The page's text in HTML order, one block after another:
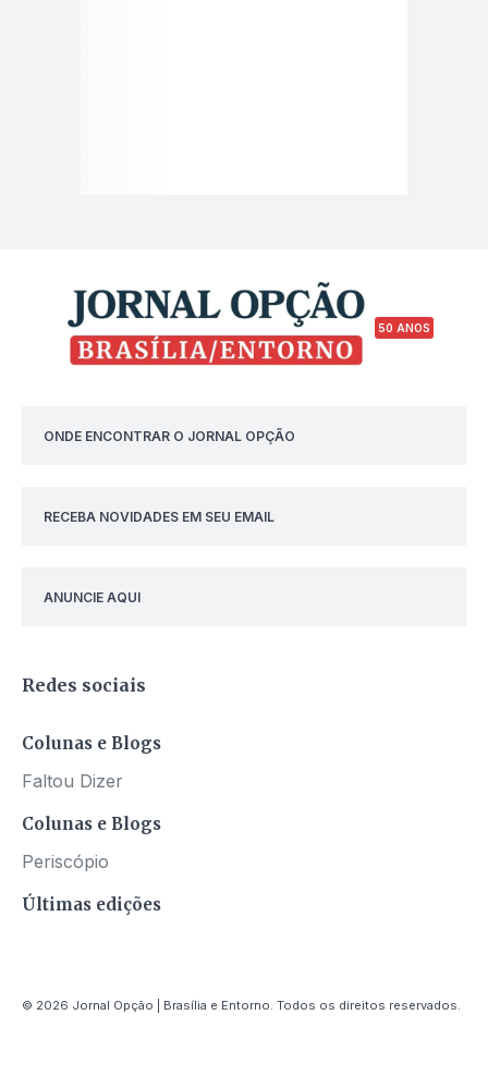
50 ANOS
ONDE ENCONTRAR O JORNAL OPÇÃO
RECEBA NOVIDADES EM SEU EMAIL
ANUNCIE AQUI
Redes sociais
Colunas e Blogs
Faltou Dizer
Colunas e Blogs
Periscópio
Últimas edições
© 2026 Jornal Opção | Brasília e Entorno. Todos os direitos reservados.